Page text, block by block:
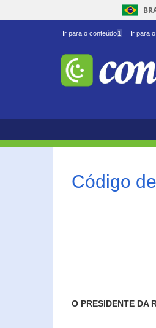
Ir para o conteúdo1 Ir para
Código
O PRESIDENTE DA